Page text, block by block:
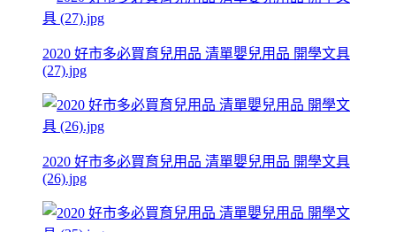
2020 好市多必買育兒用品 清單嬰兒用品 開學文具
(27).jpg
2020 好市多必買育兒用品 清單嬰兒用品 開學文具
(26).jpg